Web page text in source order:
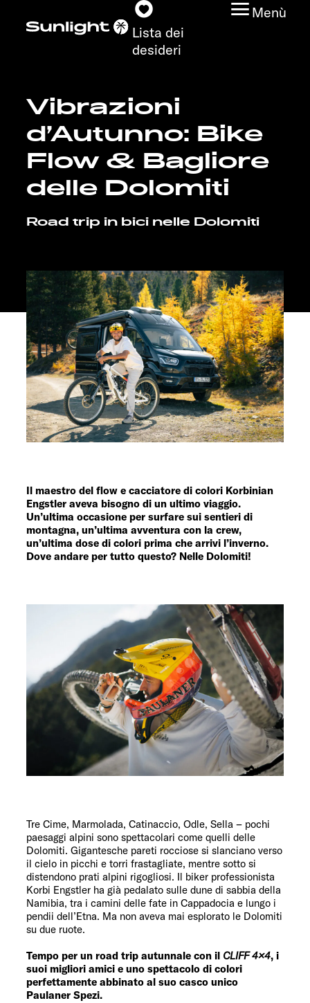
Lista dei
desideri
Menù
Modelli
Configuratore
Trovate il vostro
Scoprire
Servizi
Vibrazioni
d’Autunno: Bike
Flow & Bagliore
delle Dolomiti
Road trip in bici nelle Dolomiti
Il maestro del flow e cacciatore di colori Korbinian
Engstler aveva bisogno di un ultimo viaggio.
Un’ultima occasione per surfare sui sentieri di
montagna, un’ultima avventura con la crew,
un’ultima dose di colori prima che arrivi l’inverno.
Dove andare per tutto questo? Nelle Dolomiti!
Tre Cime, Marmolada, Catinaccio, Odle, Sella – pochi
paesaggi alpini sono spettacolari come quelli delle
Dolomiti. Gigantesche pareti rocciose si slanciano verso
il cielo in picchi e torri frastagliate, mentre sotto si
distendono prati alpini rigogliosi. Il biker professionista
Korbi Engstler ha già pedalato sulle dune di sabbia della
Namibia, tra i camini delle fate in Cappadocia e lungo i
pendii dell’Etna. Ma non aveva mai esplorato le Dolomiti
su due ruote.
Tempo per un road trip autunnale con il CLIFF 4×4, i
suoi migliori amici e uno spettacolo di colori
perfettamente abbinato al suo casco unico
Paulaner Spezi.